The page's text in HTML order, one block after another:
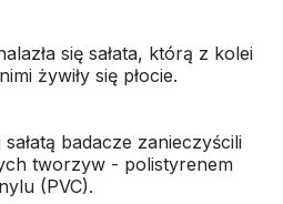
się sałata, którą z kolei
żywiły się płocie.
badacze zanieczyścili
tworzyw - polistyrenem
(PVC).